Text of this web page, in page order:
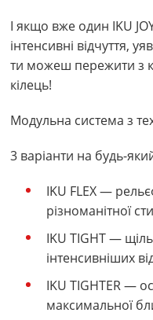
І якщо вже один IKU
інтенсивні відчуття,
ти можеш пережити з
кілець!
Модульна система з
3 варіанти на будь-
IKU FLEX —
різноманітної
IKU TIGHT —
інтенсивніших
IKU TIGHTER —
максимальної